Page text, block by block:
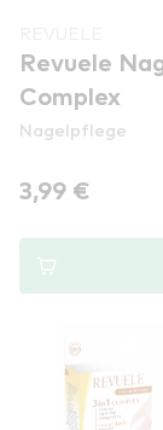
Revuele
Complex
Nagelpflege
3,99 €